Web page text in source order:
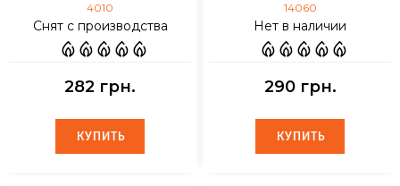
4010
Снят с производства
282 грн.
КУПИТЬ
КУПИТЬ
14060
Нет в наличии
290 грн.
КУПИТЬ
КУПИТЬ